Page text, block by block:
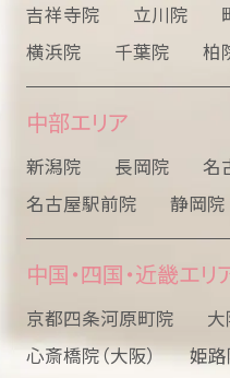
吉祥寺院
立川院
横浜院
千葉院 柏
中部エリア
新潟院 長岡院
名
名古屋駅前院
静岡院
中国・四国・近畿エリ
京都四条河原町院
心斎橋院（大阪）
姫